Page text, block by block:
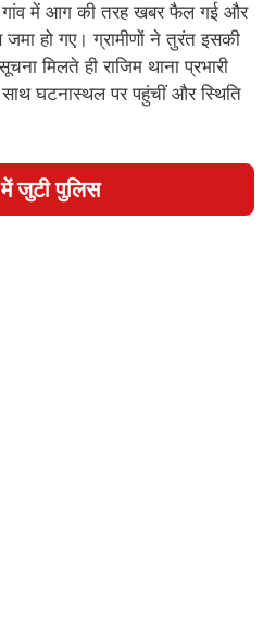
गांव में आग की तरह खबर फैल गई और
जमा हो गए। ग्रामीणों ने तुरंत इसकी
मिलते ही राजिम थाना प्रभारी
घटनास्थल पर पहुंचीं और स्थिति
जुटी पुलिस